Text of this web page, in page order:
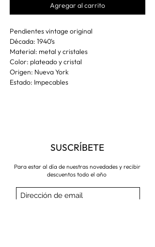
Agregar al carrito
Pendientes vintage original
Década: 1940's
Material: metal y cristales
Color: plateado y cristal
Origen: Nueva York
Estado: Impecables
SUSCRÍBETE
Para estar al día de nuestras novedades y recibir
descuentos todo el año